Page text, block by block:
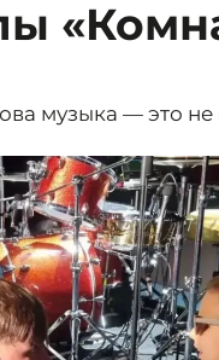
музыка — это не